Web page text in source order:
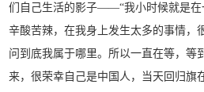
们自己生活的影子——“我小时候就是在
辛酸苦辣，在我身上发生太多的事情，
问到底我属于哪里。所以一直在等，等
来，很荣幸自己是中国人，当天回归旗